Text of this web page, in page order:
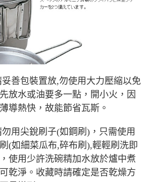
含以上)免運費
善包裝置放,勿使用大力壓縮以免
放水或油要多一點，開小火，因
導熱快，故能節省瓦斯。
用尖銳刷子(如鋼刷)，只需使用
(如細菜瓜布,碎布刷),輕輕刷洗即
使用少許洗碗精加水放於爐中煮
乾淨。收藏時請確定是否乾燥方